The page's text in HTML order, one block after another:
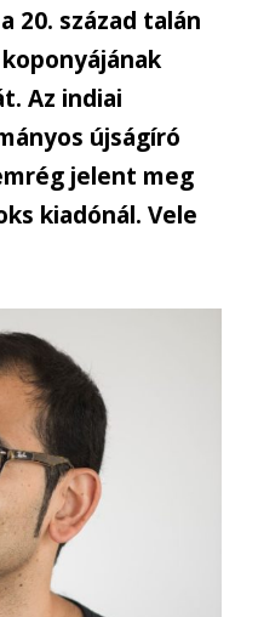
20. század talán
Az indiai
újságíró
jelent meg
kiadónál. Vele